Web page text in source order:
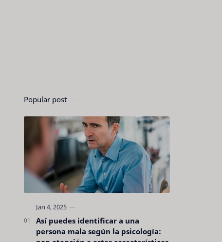
Popular post
Así puedes identificar a una
persona mala según la psicología: